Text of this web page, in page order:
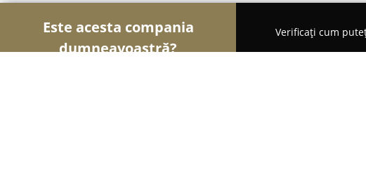
Este acesta compania
dumneavoastră?
Verificați cum